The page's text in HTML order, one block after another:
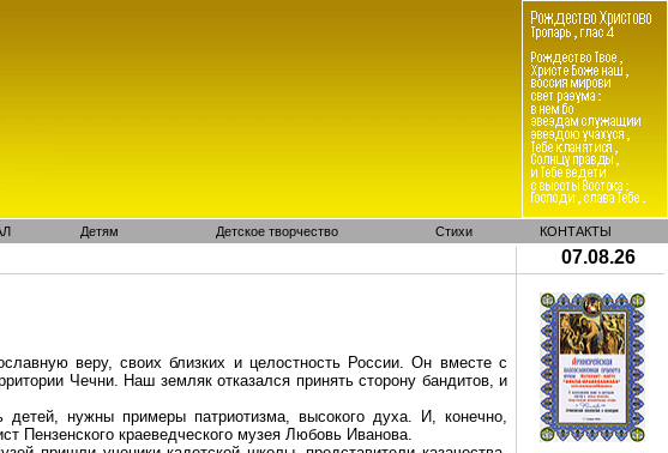
Детям Детское творчество Стихи КОНТАКТЫ
07.08.26
веру, своих близких и целостность России. Он вместе с
Чечни. Наш земляк отказался принять сторону бандитов, и
нужны примеры патриотизма, высокого духа. И, конечно,
Пензенского краеведческого музея Любовь Иванова.